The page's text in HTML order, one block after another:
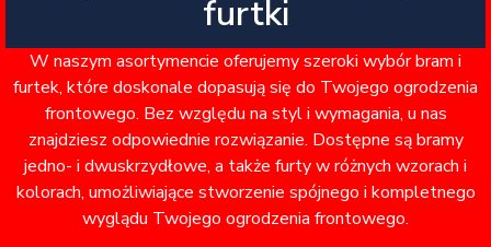
furtki
W naszym asortymencie oferujemy szeroki wybór bram i
furtek, które doskonale dopasują się do Twojego ogrodzenia
frontowego. Bez względu na styl i wymagania, u nas
znajdziesz odpowiednie rozwiązanie. Dostępne są bramy
jedno- i dwuskrzydłowe, a także furty w różnych wzorach i
kolorach, umożliwiające stworzenie spójnego i kompletnego
wyglądu Twojego ogrodzenia frontowego.